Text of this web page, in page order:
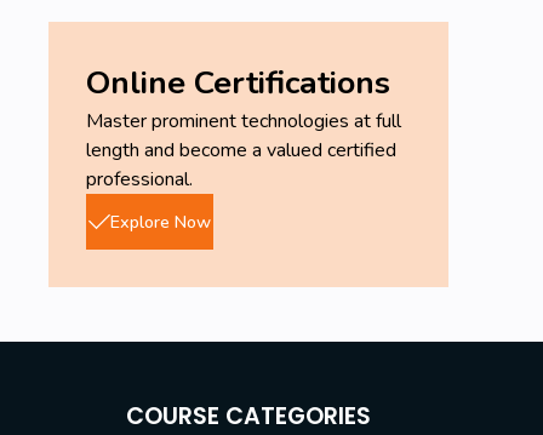
Online Certifications
Master prominent technologies at full
length and become a valued certified
professional.
Explore Now
COURSE CATEGORIES